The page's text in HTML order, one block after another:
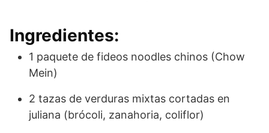
Ingredientes:
1 paquete de fideos noodles chinos (Chow
Mein)
2 tazas de verduras mixtas cortadas en
juliana (brócoli, zanahoria, coliflor)